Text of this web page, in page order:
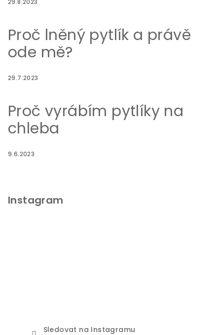
29.8.2023
Proč lněný pytlík a právě
ode mě?
29.7.2023
Proč vyrábím pytlíky na
chleba
9.6.2023
Instagram
Sledovat na Instagramu